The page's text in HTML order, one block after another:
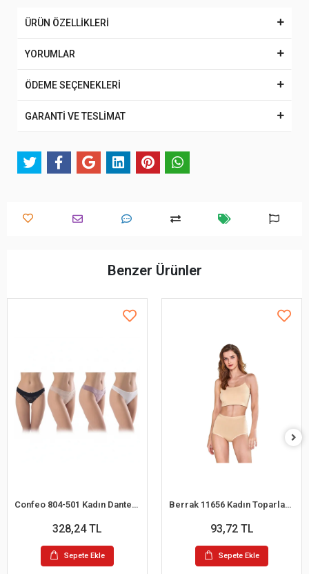
ÜRÜN ÖZELLİKLERİ
YORUMLAR
ÖDEME SEÇENEKLERİ
GARANTİ VE TESLİMAT
Benzer Ürünler
Confeo 804-501 Kadın Dantelli 4 lü Tanga Külot
328,24 TL
Sepete Ekle
Berrak 11656 Kadın Toparlayıcı Bato Külot
93,72 TL
Sepete Ekle